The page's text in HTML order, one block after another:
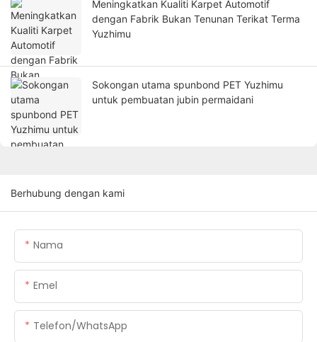
Meningkatkan Kualiti Karpet Automotif
dengan Fabrik Bukan Tenunan Terikat Terma
Yuzhimu
Sokongan utama spunbond PET Yuzhimu
untuk pembuatan jubin permaidani
Berhubung dengan kami
Nama
Emel
Telefon/WhatsApp